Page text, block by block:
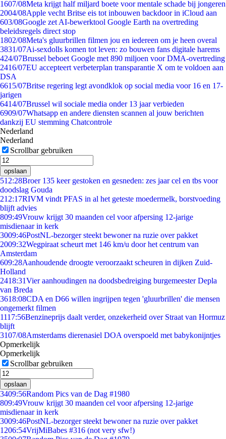
1607/08Meta krijgt half miljard boete voor mentale schade bij jongeren
2004/08Apple vecht Britse eis tot inbouwen backdoor in iCloud aan
603/08Google zet AI-bewerktool Google Earth na overtreding
beleidsregels direct stop
1802/08Meta's gluurbrillen filmen jou en iedereen om je heen overal
3831/07Ai-sexdolls komen tot leven: zo bouwen fans digitale harems
424/07Brussel beboet Google met 890 miljoen voor DMA-overtreding
2416/07EU accepteert verbeterplan transparantie X om te voldoen aan
DSA
6615/07Britse regering legt avondklok op social media voor 16 en 17-
jarigen
6414/07Brussel wil sociale media onder 13 jaar verbieden
6909/07Whatsapp en andere diensten scannen al jouw berichten
dankzij EU stemming Chatcontrole
Nederland
Nederland
Scrollbar gebruiken
opslaan
512:28Broer 135 keer gestoken en gesneden: zes jaar cel en tbs voor
doodslag Gouda
212:17RIVM vindt PFAS in al het geteste moedermelk, borstvoeding
blijft advies
809:49Vrouw krijgt 30 maanden cel voor afpersing 12-jarige
misdienaar in kerk
3009:46PostNL-bezorger steekt bewoner na ruzie over pakket
2009:32Wegpiraat scheurt met 146 km/u door het centrum van
Amsterdam
609:28Aanhoudende droogte veroorzaakt scheuren in dijken Zuid-
Holland
2418:31Vier aanhoudingen na doodsbedreiging burgemeester Depla
van Breda
3618:08CDA en D66 willen ingrijpen tegen 'gluurbrillen' die mensen
ongemerkt filmen
1117:56Benzineprijs daalt verder, onzekerheid over Straat van Hormuz
blijft
3107/08Amsterdams dierenasiel DOA overspoeld met babykonijntjes
Opmerkelijk
Opmerkelijk
Scrollbar gebruiken
opslaan
3409:56Random Pics van de Dag #1980
809:49Vrouw krijgt 30 maanden cel voor afpersing 12-jarige
misdienaar in kerk
3009:46PostNL-bezorger steekt bewoner na ruzie over pakket
1206:54VrijMiBabes #316 (not very sfw!)